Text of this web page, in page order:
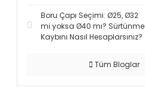
Boru Çapı Seçimi: Ø25, Ø32
mi yoksa Ø40 mı? Sürtünme
Kaybını Nasıl Hesaplarsınız?
Tüm Bloglar